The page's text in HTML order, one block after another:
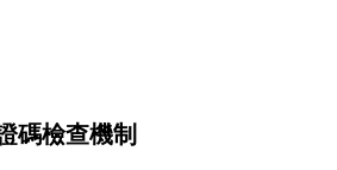
碼檢查機制